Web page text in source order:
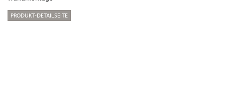
PRODUKT-DETAILSEITE